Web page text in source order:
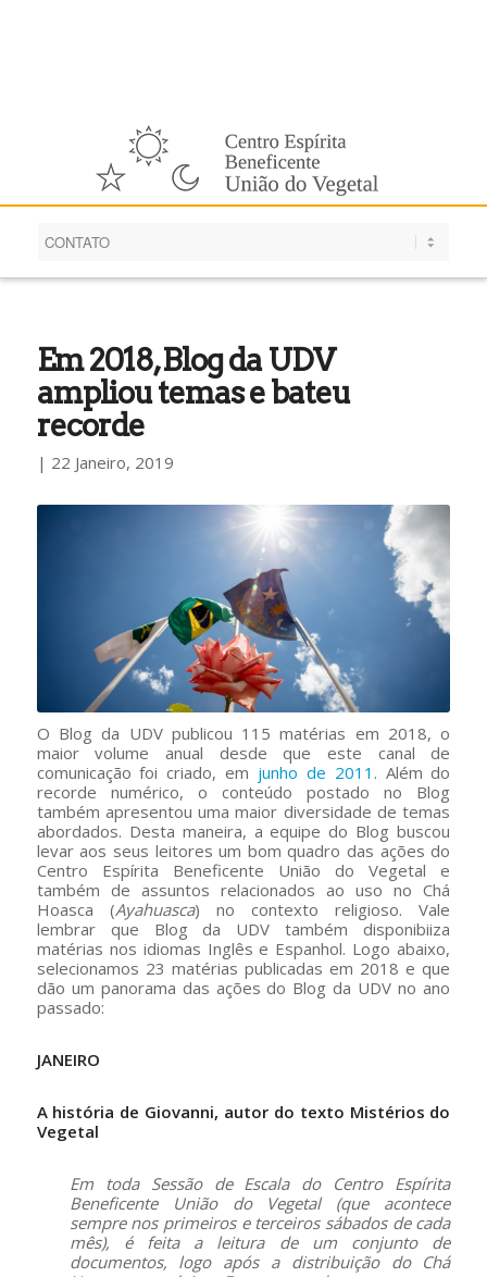
Em 2018, Blog da UDV
ampliou temas e bateu
recorde
| 22 Janeiro, 2019
O Blog da UDV publicou 115 matérias em 2018, o
maior volume anual desde que este canal de
comunicação foi criado, em junho de 2011 . Além do
recorde numérico, o conteúdo postado no Blog
também apresentou uma maior diversidade de temas
abordados. Desta maneira, a equipe do Blog buscou
levar aos seus leitores um bom quadro das ações do
Centro Espírita Beneficente União do Vegetal e
também de assuntos relacionados ao uso no Chá
Hoasca (Ayahuasca) no contexto religioso. Vale
lembrar que Blog da UDV também disponibiiza
matérias nos idiomas Inglês e Espanhol. Logo abaixo,
selecionamos 23 matérias publicadas em 2018 e que
dão um panorama das ações do Blog da UDV no ano
passado:
JANEIRO
A história de Giovanni, autor do texto Mistérios do
Vegetal
Em toda Sessão de Escala do Centro Espírita
Beneficente União do Vegetal (que acontece
sempre nos primeiros e terceiros sábados de cada
mês), é feita a leitura de um conjunto de
documentos, logo após a distribuição do Chá